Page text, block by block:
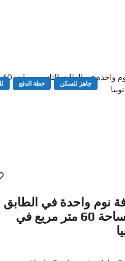
خطة الدفع جاهز للسكن
نوم واحدة في الطابق
الثاني بمساحة 60 متر مربع في